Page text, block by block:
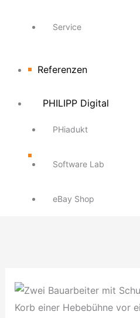
Service
Referenzen
PHILIPP Digital
PHiadukt
Software Lab
eBay Shop